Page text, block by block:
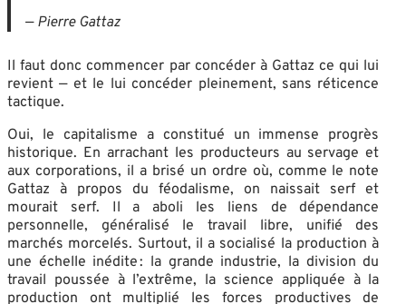
— Pierre Gattaz
Il faut donc commencer par concéder à Gattaz ce qui lui
revient — et le lui concéder pleinement, sans réticence
tactique.
Oui, le capitalisme a constitué un immense progrès
historique. En arrachant les producteurs au servage et
aux corporations, il a brisé un ordre où, comme le note
Gattaz à propos du féodalisme, on naissait serf et
mourait serf. Il a aboli les liens de dépendance
personnelle, généralisé le travail libre, unifié des
marchés morcelés. Surtout, il a socialisé la production à
une échelle inédite : la grande industrie, la division du
travail poussée à l’extrême, la science appliquée à la
production ont multiplié les forces productives de